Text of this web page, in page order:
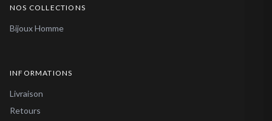
NOS COLLECTIONS
Bijoux Homme
INFORMATIONS
Livraison
Retours